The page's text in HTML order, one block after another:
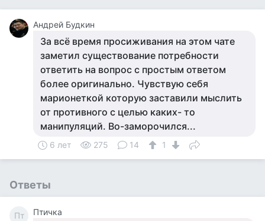
Андрей Будкин
За всё время просиживания на этом чате
заметил существование потребности
ответить на вопрос с простым ответом
более оригинально. Чувствую себя
марионеткой которую заставили мыслить
от противного с целью каких- то
манипуляций. Во-заморочился...
6 лет 275 14 1
Ответы
Пт Птичка